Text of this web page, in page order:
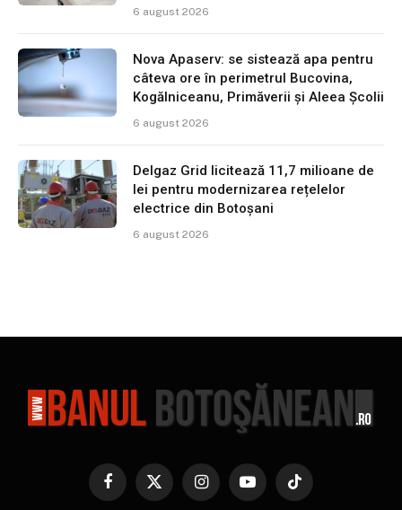
6 august 2026
Nova Apaserv: se sistează apa pentru
câteva ore în perimetrul Bucovina,
Kogălniceanu, Primăverii și Aleea Școlii
6 august 2026
Delgaz Grid licitează 11,7 milioane de
lei pentru modernizarea rețelelor
electrice din Botoșani
6 august 2026
Facebook
X
InstagramYouTubeTikTok